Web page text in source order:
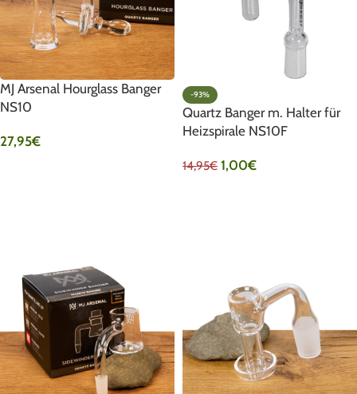
MJ Arsenal Hourglass Banger
NS10
27,95€
-93%
Quartz Banger m. Halter für
Heizspirale NS10F
14,95€ 1,00€